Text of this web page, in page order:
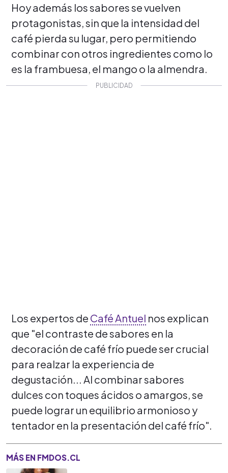
Hoy además los sabores se vuelven
protagonistas, sin que la intensidad del
café pierda su lugar, pero permitiendo
combinar con otros ingredientes como lo
es la frambuesa, el mango o la almendra.
Los expertos de Café Antuel nos explican
que "el contraste de sabores en la
decoración de café frío puede ser crucial
para realzar la experiencia de
degustación... Al combinar sabores
dulces con toques ácidos o amargos, se
puede lograr un equilibrio armonioso y
tentador en la presentación del café frío".
MÁS EN FMDOS.CL